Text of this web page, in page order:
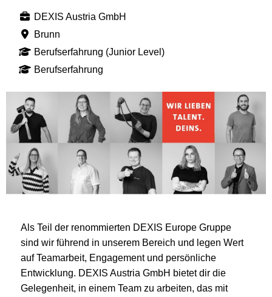
DEXIS Austria GmbH
Brunn
Berufserfahrung (Junior Level)
Berufserfahrung
Als Teil der renommierten DEXIS Europe Gruppe
sind wir führend in unserem Bereich und legen Wert
auf Teamarbeit, Engagement und persönliche
Entwicklung. DEXIS Austria GmbH bietet dir die
Gelegenheit, in einem Team zu arbeiten, das mit